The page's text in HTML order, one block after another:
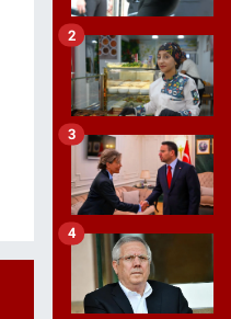
2
3
4